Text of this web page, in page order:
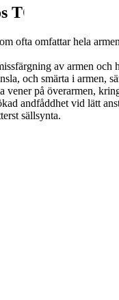
TOS
ofta omfattar hela
av armen och
och smärta i armen,
vener på överarmen,
andfåddhet vid lätt
sällsynta.